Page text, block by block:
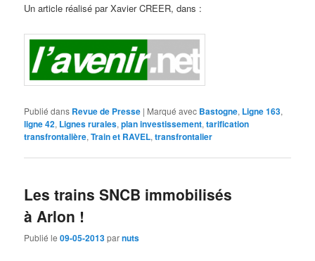
Un article réalisé par Xavier CREER, dans :
Publié dans Revue de Presse | Marqué avec Bastogne, Ligne 163,
ligne 42, Lignes rurales,plan investissement,tarification
transfrontalière,Train et RAVEL,transfrontalier
Les trains SNCB immobilisés
à Arlon !
Publié le09-05-2013parnuts